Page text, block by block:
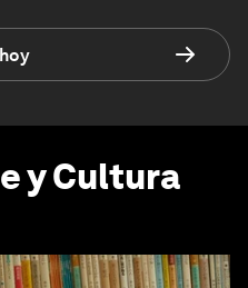
y Cultura